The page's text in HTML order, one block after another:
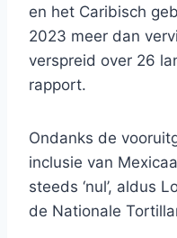
en het Caribisch
2023 meer dan
verspreid over 26
rapport.
Ondanks de
inclusie van
steeds ‘nul’, aldus
de Nationale